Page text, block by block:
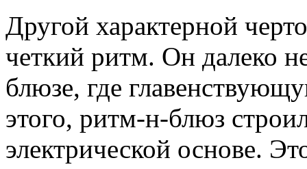
Другой характерной
четкий ритм. Он далеко
блюзе, где
этого, ритм-н-блюз
электрической основе.